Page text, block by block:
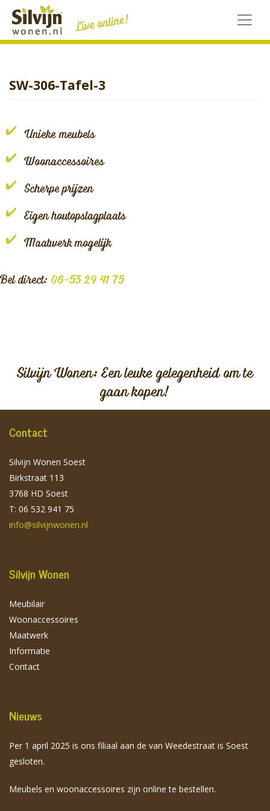
Skip
content
SW-306-Tafel-3
Unieke meubels
Woonaccessoires
Scherpe prijzen
Eigen houtopslagplaats
Maatwerk mogelijk
Bel direct: 06-53 29 41 75
Silvijn Wonen: Een leuke gelegenheid om te
gaan kopen!
Contact
Silvijn Wonen Soest
Birkstraat 113
3768 HD Soest
T: 06 532 941 75
info@silvijnwonen.nl
Silvijn Wonen
Meubilair
Woonaccessoires
Maatwerk
Informatie
Contact
Nieuws
Per 1 april 2025 is ons filiaal aan de van Weedestraat is Soest
gesloten.
Meubels en woonaccessoires zijn online te bestellen.